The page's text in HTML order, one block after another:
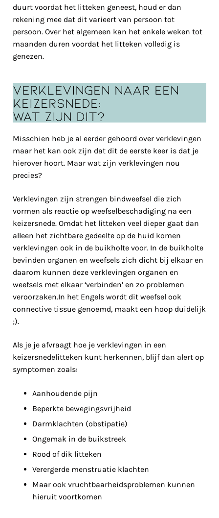
duurt voordat het litteken geneest, houd er dan
rekening mee dat dit varieert van persoon tot
persoon. Over het algemeen kan het enkele weken tot
maanden duren voordat het litteken volledig is
genezen.
Verklevingen naar een
keizersnede:
Wat zijn dit?
Misschien heb je al eerder gehoord over verklevingen
maar het kan ook zijn dat dit de eerste keer is dat je
hierover hoort. Maar wat zijn verklevingen nou
precies?
Verklevingen zijn strengen bindweefsel die zich
vormen als reactie op weefselbeschadiging na een
keizersnede. Omdat het litteken veel dieper gaat dan
alleen het zichtbare gedeelte op de huid komen
verklevingen ook in de buikholte voor. In de buikholte
bevinden organen en weefsels zich dicht bij elkaar en
daarom kunnen deze verklevingen organen en
weefsels met elkaar ‘verbinden’ en zo problemen
veroorzaken.In het Engels wordt dit weefsel ook
connective tissue genoemd, maakt een hoop duidelijk
;).
Als je je afvraagt hoe je verklevingen in een
keizersnedelitteken kunt herkennen, blijf dan alert op
symptomen zoals:
Aanhoudende pijn
Beperkte bewegingsvrijheid
Darmklachten (obstipatie)
Ongemak in de buikstreek
Rood of dik litteken
Verergerde menstruatie klachten
Maar ook vruchtbaarheidsproblemen kunnen
hieruit voortkomen